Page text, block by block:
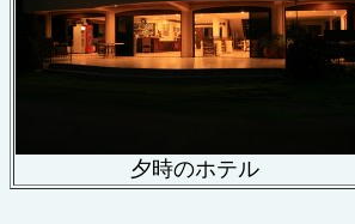
夕時のホテル